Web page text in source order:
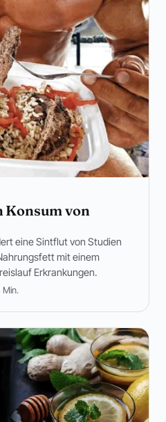
Konsum von
eine Sintflut von Studien
mit einem
Erkrankungen.
Min.